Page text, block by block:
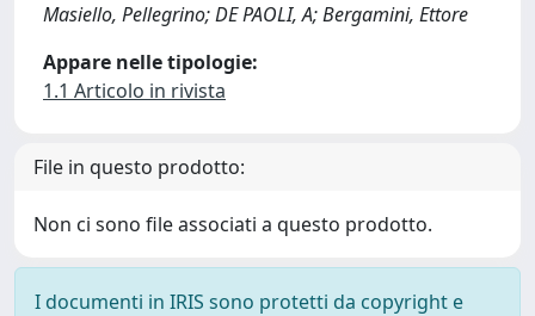
Masiello, Pellegrino; DE PAOLI, A; Bergamini, Ettore
Appare nelle tipologie:
1.1 Articolo in rivista
File in questo prodotto:
Non ci sono file associati a questo prodotto.
I documenti in IRIS sono protetti da copyright e